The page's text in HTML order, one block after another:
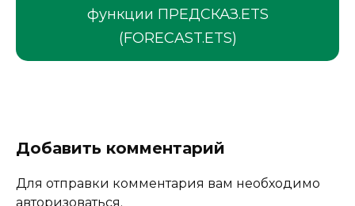
функции ПРЕДСКАЗ.ETS
(FORECAST.ETS)
Добавить комментарий
Для отправки комментария вам необходимо
авторизоваться.